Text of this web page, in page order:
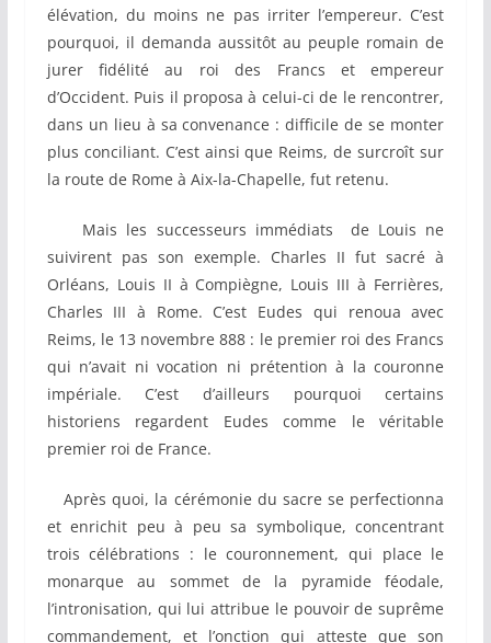
élévation, du moins ne pas irriter l’empereur. C’est
pourquoi, il demanda aussitôt au peuple romain de
jurer fidélité au roi des Francs et empereur
d’Occident. Puis il proposa à celui-ci de le rencontrer,
dans un lieu à sa convenance : difficile de se monter
plus conciliant. C’est ainsi que Reims, de surcroît sur
la route de Rome à Aix-la-Chapelle, fut retenu.
Mais les successeurs immédiats de Louis ne
suivirent pas son exemple. Charles II fut sacré à
Orléans, Louis II à Compiègne, Louis III à Ferrières,
Charles III à Rome. C’est Eudes qui renoua avec
Reims, le 13 novembre 888 : le premier roi des Francs
qui n’avait ni vocation ni prétention à la couronne
impériale. C’est d’ailleurs pourquoi certains
historiens regardent Eudes comme le véritable
premier roi de France.
Après quoi, la cérémonie du sacre se perfectionna
et enrichit peu à peu sa symbolique, concentrant
trois célébrations : le couronnement, qui place le
monarque au sommet de la pyramide féodale,
l’intronisation, qui lui attribue le pouvoir de suprême
commandement, et l’onction qui atteste que son